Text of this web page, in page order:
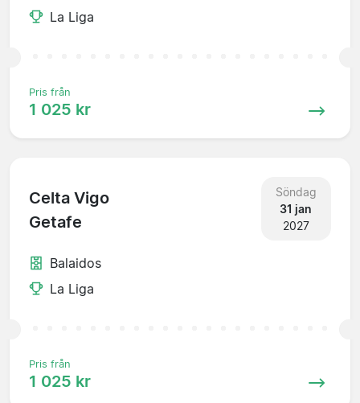
La Liga
Pris från
1 025 kr
Celta Vigo
Getafe
Söndag
31 jan
2027
Balaidos
La Liga
Pris från
1 025 kr